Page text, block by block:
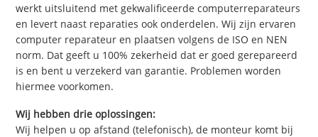
werkt uitsluitend met gekwalificeerde computerreparateurs
en levert naast reparaties ook onderdelen. Wij zijn ervaren
computer reparateur en plaatsen volgens de ISO en NEN
norm. Dat geeft u 100% zekerheid dat er goed gerepareerd
is en bent u verzekerd van garantie. Problemen worden
hiermee voorkomen.
Wij hebben drie oplossingen:
Wij helpen u op afstand (telefonisch), de monteur komt bij